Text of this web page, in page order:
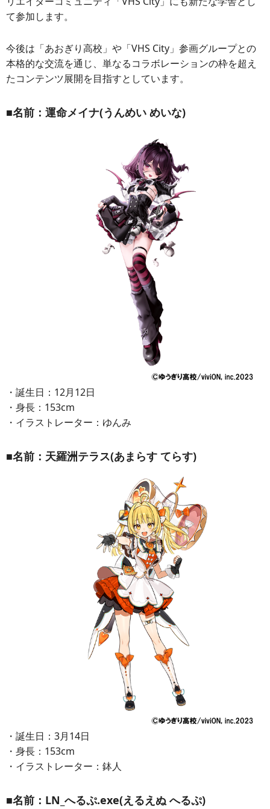
て参加します。
今後は「あおぎり高校」や「VHS City」参画グループとの
本格的な交流を通じ、単なるコラボレーションの枠を超え
たコンテンツ展開を目指すとしています。
■名前：運命メイナ(うんめい めいな)
・誕生日：12月12日
・身長：153cm
・イラストレーター：ゆんみ
■名前：天羅洲テラス(あまらす てらす)
・誕生日：3月14日
・身長：153cm
・イラストレーター：鉢人
■名前：LN_へるぷ.exe(えるえぬ へるぷ)